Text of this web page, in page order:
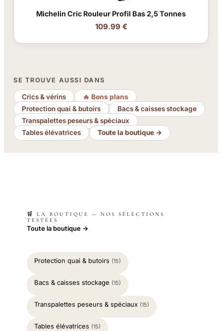
Michelin Cric Rouleur Profil Bas 2,5 Tonnes
109.99 €
SE TROUVE AUSSI DANS
Crics & vérins
🔥 Bons plans
Protection quai & butoirs
Bacs & caisses stockage
Transpalettes peseurs & spéciaux
Tables élévatrices
Toute la boutique →
🛒 LA BOUTIQUE — NOS SÉLECTIONS
TESTÉES
Toute la boutique →
Protection quai & butoirs (15)
Bacs & caisses stockage (15)
Transpalettes peseurs & spéciaux (15)
Tables élévatrices (15)